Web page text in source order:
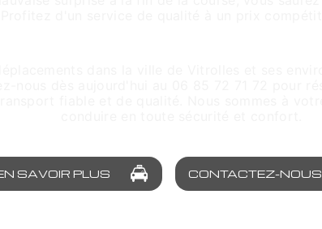
SAVOIR PLUS CONTACTEZ-NOUS